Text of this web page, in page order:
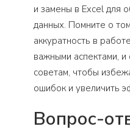
и замены в Excel для
данных. Помните о
аккуратность в
важными аспектами,
советам, чтобы
ошибок и увеличить
Вопрос-